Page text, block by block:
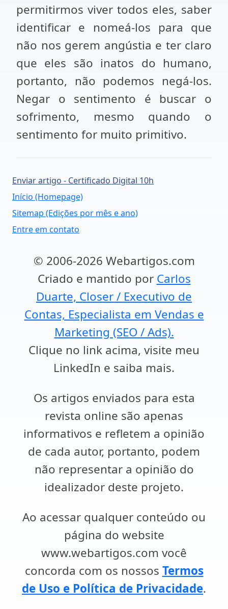
permitirmos viver todos eles, saber
identificar e nomeá-los para que
não nos gerem angústia e ter claro
que eles são inatos do humano,
portanto, não podemos negá-los.
Negar o sentimento é buscar o
sofrimento, mesmo quando o
sentimento for muito primitivo.
Enviar artigo - Certificado Digital 10h
Início (Homepage)
Sitemap (Edições por mês e ano)
Entre em contato
© 2006-2026 Webartigos.com
Criado e mantido por Carlos
Duarte, Closer / Executivo de
Contas, Especialista em Vendas e
Marketing (SEO / Ads).
Clique no link acima, visite meu
LinkedIn e saiba mais.
Os artigos enviados para esta
revista online são apenas
informativos e refletem a opinião
de cada autor, portanto, podem
não representar a opinião do
idealizador deste projeto.
Ao acessar qualquer conteúdo ou
página do website
www.webartigos.com você
concorda com os nossos Termos
de Uso e Política de Privacidade.